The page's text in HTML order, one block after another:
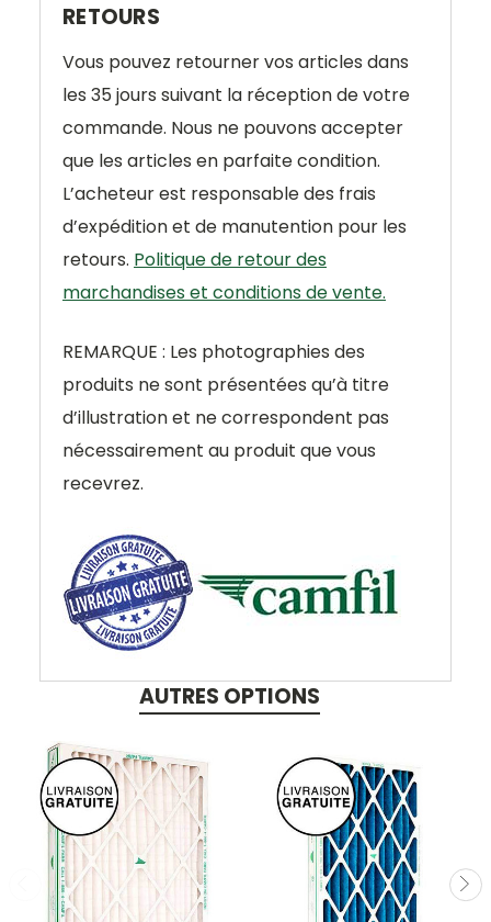
RETOURS
Vous pouvez retourner vos articles dans
les 35 jours suivant la réception de votre
commande. Nous ne pouvons accepter
que les articles en parfaite condition.
L’acheteur est responsable des frais
d’expédition et de manutention pour les
retours. Politique de retour des
marchandises et conditions de vente.
REMARQUE : Les photographies des
produits ne sont présentées qu’à titre
d’illustration et ne correspondent pas
nécessairement au produit que vous
recevrez.
AUTRES OPTIONS